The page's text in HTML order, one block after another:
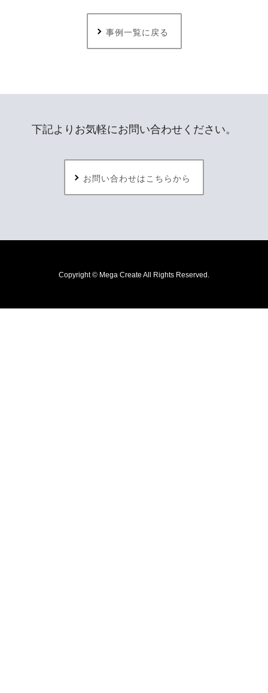
事例一覧に戻る
下記よりお気軽にお問い合わせください。
お問い合わせはこちらから
Copyright © Mega Create All Rights Reserved.